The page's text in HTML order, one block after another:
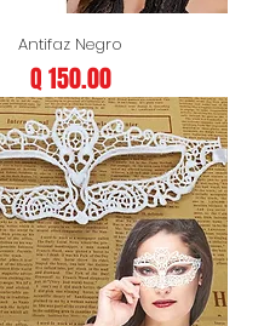
Antifaz Negro
Precio
Q 150.00